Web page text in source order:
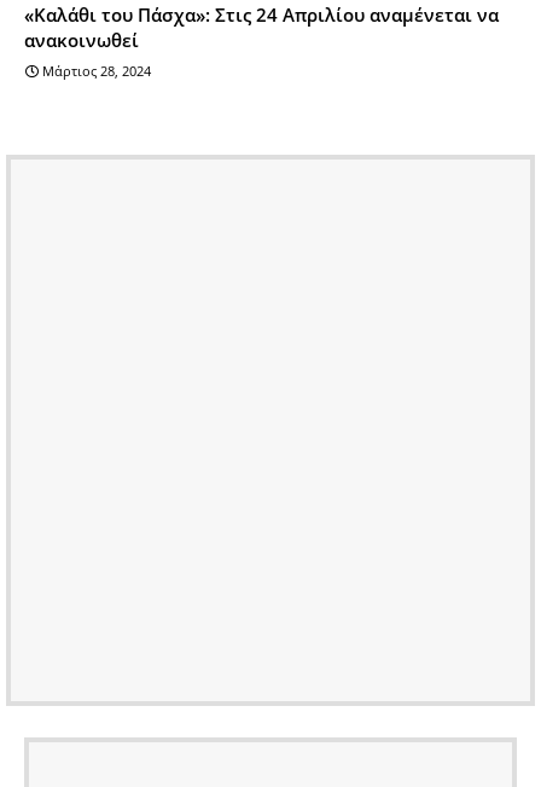
«Καλάθι του Πάσχα»: Στις 24 Απριλίου αναμένεται να
ανακοινωθεί
Μάρτιος 28, 2024